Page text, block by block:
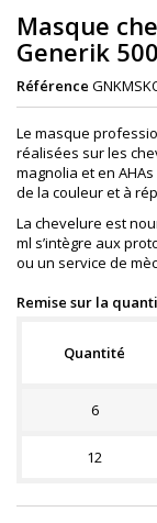
Masque
Generik
Référence
Le masque
réalisées sur les
magnolia et en
de la couleur et à
La chevelure est
ml s’intègre aux
ou un service de
Remise sur la
Quantité
6
12